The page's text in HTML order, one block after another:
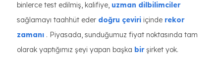
binlerce test edilmiş, kalifiye, uzman dilbilimciler
sağlamayı taahhüt eder doğru çeviri içinde rekor
zamanı . Piyasada, sunduğumuz fiyat noktasında tam
olarak yaptığımız şeyi yapan başka birşirket yok.